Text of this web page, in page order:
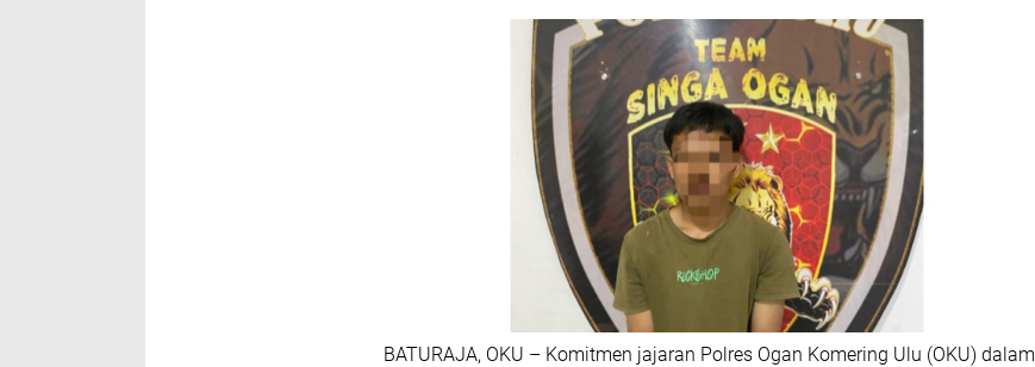
BATURAJA, OKU – Komitmen jajaran Polres Ogan Komering Ulu (OKU) dalam